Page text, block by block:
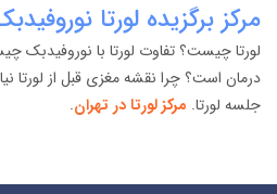
مرکز برگزیده لورتا
لورتا چیست؟ تفاوت لورتا با نوروفیدبک
درمان است؟ چرا نقشه مغزی قبل از لورتا
جلسه لورتا. مرکز لورتا در تهران.